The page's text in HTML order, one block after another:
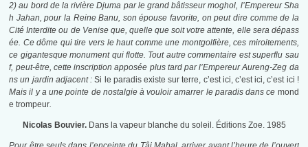
2) au bord de la rivière Djuma par le grand bâtisseur moghol, l’Empereur Sha
h Jahan, pour la Reine Banu, son épouse favorite, on peut dire comme de la
Cité Interdite ou de Venise que, quelle que soit votre attente, elle sera dépass
ée. Ce dôme qui tire vers le haut comme une montgolfière, ces miroitements,
ce gigantesque monument qui flotte. Tout autre commentaire est superflu sau
f, peut-être, cette inscription apposée plus tard par l’Empereur Aureng-Zeg da
ns un jardin adjacent :Si le paradis existe sur terre, c’est ici, c’est ici, c’est ici !
Mais il y a une pointe de nostalgie à vouloir amarrer le paradis dans ce mond
e trompeur.
Nicolas Bouvier. Dans la vapeur blanche du soleil. Éditions Zoe. 1985